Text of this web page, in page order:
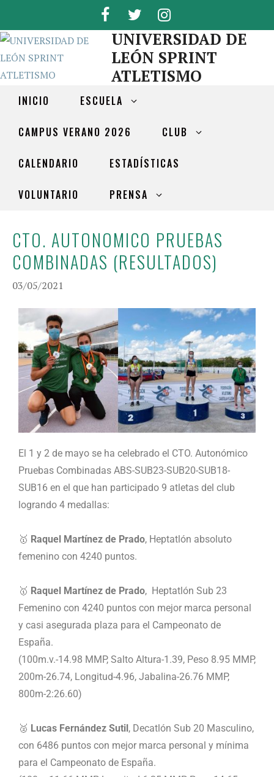
UNIVERSIDAD DE
LEÓN SPRINT
ATLETISMO
INICIO ESCUELA
CAMPUS VERANO 2026 CLUB
CALENDARIO ESTADÍSTICAS
VOLUNTARIO PRENSA
CTO. AUTONOMICO PRUEBAS
COMBINADAS (RESULTADOS)
03/05/2021
El 1 y 2 de mayo se ha celebrado el CTO. Autonómico
Pruebas Combinadas ABS-SUB23-SUB20-SUB18-
SUB16 en el que han participado 9 atletas del club
logrando 4 medallas:
🥇 Raquel Martínez de Prado, Heptatlón absoluto
femenino con 4240 puntos.
🥇 Raquel Martínez de Prado, Heptatlón Sub 23
Femenino con 4240 puntos con mejor marca personal
y casi asegurada plaza para el Campeonato de
España.
(100m.v.-14.98 MMP, Salto Altura-1.39, Peso 8.95 MMP,
200m-26.74, Longitud-4.96, Jabalina-26.76 MMP,
800m-2:26.60)
🥈 Lucas Fernández Sutil , Decatlón Sub 20 Masculino,
con 6486 puntos con mejor marca personal y mínima
para el Campeonato de España.